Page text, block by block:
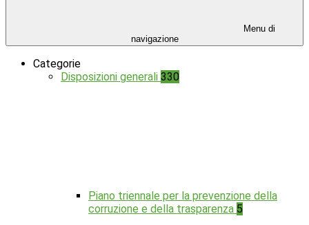
Menu di
navigazione
Categorie
Disposizioni generali 330
Piano triennale per la prevenzione della
corruzione e della trasparenza 5